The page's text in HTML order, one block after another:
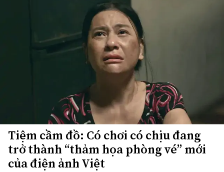
Tiệm cầm đồ: Có chơi có chịu đang
trở thành “thảm họa phòng vé” mới
của điện ảnh Việt